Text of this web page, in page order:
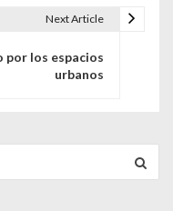
Next Article
los espacios
urbanos